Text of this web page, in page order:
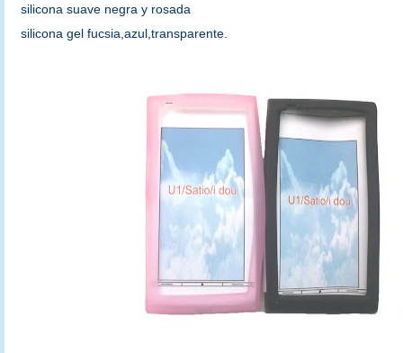
silicona suave negra y rosada
silicona gel fucsia,azul,transparente.